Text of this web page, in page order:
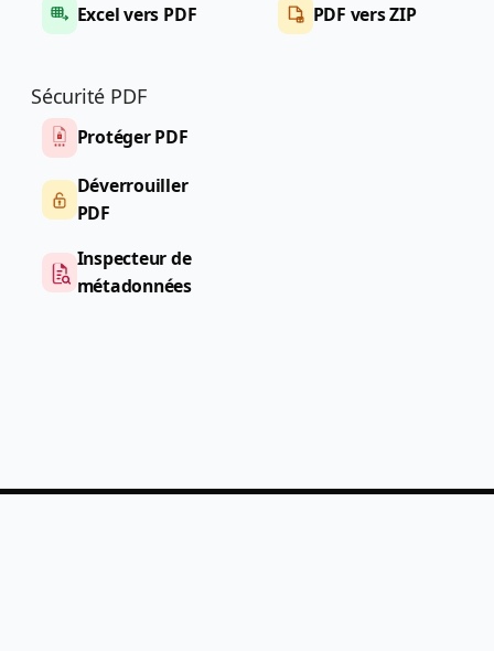
Excel vers PDF PDF vers ZIP
Sécurité PDF
Protéger PDF
Déverrouiller
PDF
Inspecteur de
métadonnées